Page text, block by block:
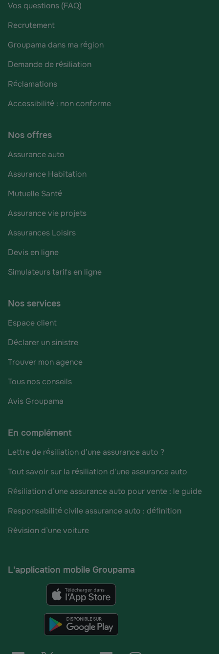
Vos questions (FAQ)
Recrutement
Groupama dans ma région
Demande de résiliation
Réclamations
Accessibilité : non conforme
Nos offres
Assurance auto
Assurance Habitation
Mutuelle Santé
Assurance vie projets
Assurances Loisirs
Devis en ligne
Simulateurs tarifs en ligne
Nos services
Espace client
Déclarer un sinistre
Trouver mon agence
Tous nos conseils
Avis Groupama
En complément
Lettre de résiliation d’une assurance auto ?
Tout savoir sur la résiliation d'une assurance auto
Résiliation d’une assurance auto pour vente : le guide
Responsabilité civile assurance auto : définition
Révision d’une voiture
L'application mobile Groupama